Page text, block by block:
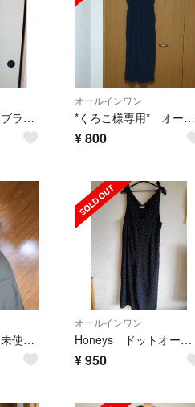
オールインワン ブラック
オールインワン
*くろこ様専用* オールインワン ワイドパンツ
¥800
オールインワン 未使用 ai♡♪様
オールインワン
Honeys ドットオールインワン
¥950